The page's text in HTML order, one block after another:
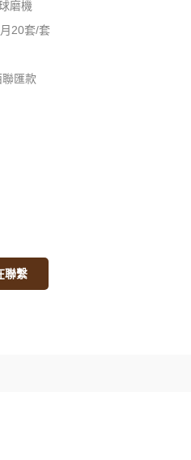
磨機
20套/套
匯款
聯繫